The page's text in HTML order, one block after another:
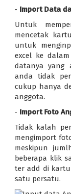
- Import Data
Untuk
mencetak
untuk
excel ke
datanya yang
anda tidak
cukup hanya
anggota.
- Import Foto
Tidak kalah
mengimport
meskipun
beberapa klik
ter add di
satu persatu.